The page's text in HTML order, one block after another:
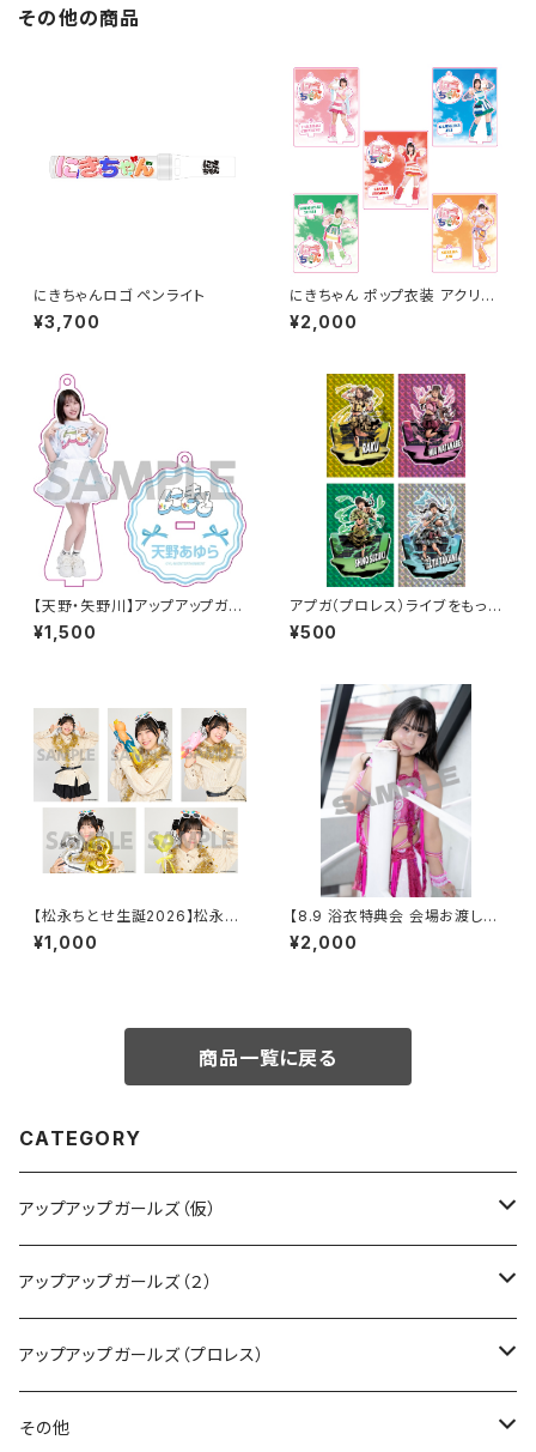
その他の商品
にきちゃんロゴ ペンライト
¥3,700
にきちゃん ポップ衣装 アクリル
スタンド
¥2,000
【天野・矢野川】アップアップガー
ルズ（２） アクリルスタンドキー
ホルダー
¥1,500
アプガ（プロレス）ライブをもっと
ラビュモット! メインビジュアルイ
ラストホログラムステッカー
¥500
【松永ちとせ生誕2026】松永ち
とせ生誕2026 L判生写真（2枚
入り）
¥1,000
【8.9 浴衣特典会 会場お渡し限
定】渡辺未詩 アザーカットポー
トレート ※発送はいたしません
¥2,000
商品一覧に戻る
CATEGORY
アップアップガールズ（仮）
CD・DVD・Blu-ray
Tシャツ
other
アップアップガールズ（２）
Blu-ray
Tシャツ
アップアップガールズ（プロレス）
Tシャツ
その他